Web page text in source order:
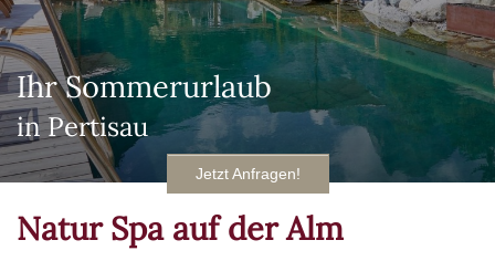
Ihr Sommerurlaub
in Pertisau
Jetzt Anfragen!
Natur Spa auf der Alm